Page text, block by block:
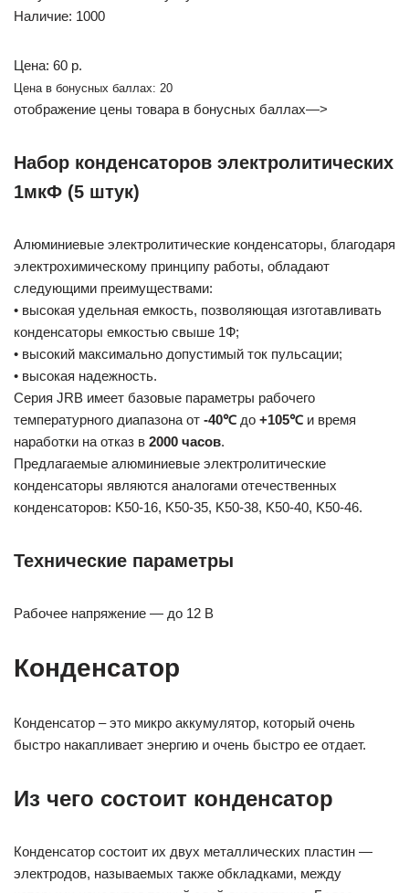
Наличие: 1000
Цена: 60 р.
Цена в бонусных баллах: 20
отображение цены товара в бонусных баллах—>
Набор конденсаторов электролитических
1мкФ (5 штук)
Алюминиевые электролитические конденсаторы, благодаря
электрохимическому принципу работы, обладают
следующими преимуществами:
• высокая удельная емкость, позволяющая изготавливать
конденсаторы емкостью свыше 1Ф;
• высокий максимально допустимый ток пульсации;
• высокая надежность.
Серия JRB имеет базовые параметры рабочего
температурного диапазона от -40℃ до +105℃ и время
наработки на отказ в 2000 часов.
Предлагаемые алюминиевые электролитические
конденсаторы являются аналогами отечественных
конденсаторов: K50-16, K50-35, K50-38, K50-40, K50-46.
Технические параметры
Рабочее напряжение — до 12 В
Конденсатор
Конденсатор – это микро аккумулятор, который очень
быстро накапливает энергию и очень быстро ее отдает.
Из чего состоит конденсатор
Конденсатор состоит их двух металлических пластин —
электродов, называемых также обкладками, между